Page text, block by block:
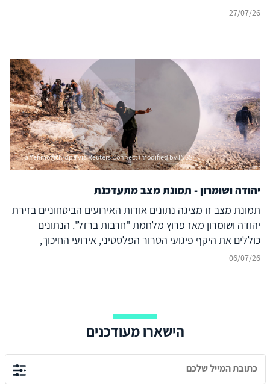
27/07/26
Ilia Yefimovich/dpa via Reuters Connect (modified by INSS)
יהודה ושומרון - תמונת מצב מתעדכנת
תמונת מצב זו מציגה נתונים אודות האירועים הביטחוניים בזירת
יהודה ושומרון מאז פרוץ מלחמת "חרבות ברזל". הנתונים
כוללים את היקף פיגועי הטרור הפלסטיני, אירועי החיכוך,
הנפגעים, הסיכולים והמעצרים בגזרה. הנתונים מבוססים על
06/07/26
הישארו מעודכנים